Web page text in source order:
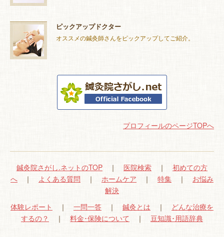
ピックアップドクター
オススメの鍼灸師さんをピックアップしてご紹介。
プロフィールのページTOPへ
鍼灸院さがし.ネットのTOP ｜ 医院検索 ｜ 初めての方
へ ｜ よくある質問 ｜ ホームケア ｜ 特集 ｜ お悩み
解決
体験レポート
｜ 一問一答 ｜ 鍼灸とは ｜ どんな治療を
するの？
｜ 料金･保険について ｜ 豆知識･用語辞典